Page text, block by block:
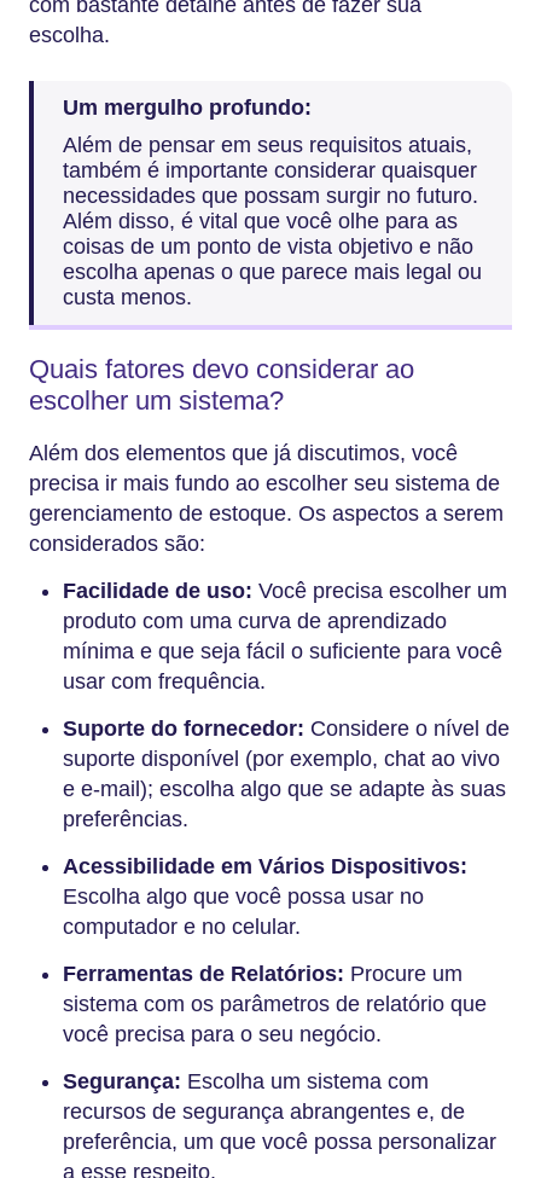
com bastante detalhe antes de fazer sua
escolha.
Um mergulho profundo:
Além de pensar em seus requisitos atuais,
também é importante considerar quaisquer
necessidades que possam surgir no futuro.
Além disso, é vital que você olhe para as
coisas de um ponto de vista objetivo e não
escolha apenas o que parece mais legal ou
custa menos.
Quais fatores devo considerar ao
escolher um sistema?
Além dos elementos que já discutimos, você
precisa ir mais fundo ao escolher seu sistema de
gerenciamento de estoque. Os aspectos a serem
considerados são:
Facilidade de uso: Você precisa escolher um
produto com uma curva de aprendizado
mínima e que seja fácil o suficiente para você
usar com frequência.
Suporte do fornecedor: Considere o nível de
suporte disponível (por exemplo, chat ao vivo
e e-mail); escolha algo que se adapte às suas
preferências.
Acessibilidade em Vários Dispositivos:
Escolha algo que você possa usar no
computador e no celular.
Ferramentas de Relatórios: Procure um
sistema com os parâmetros de relatório que
você precisa para o seu negócio.
Segurança: Escolha um sistema com
recursos de segurança abrangentes e, de
preferência, um que você possa personalizar
a esse respeito.